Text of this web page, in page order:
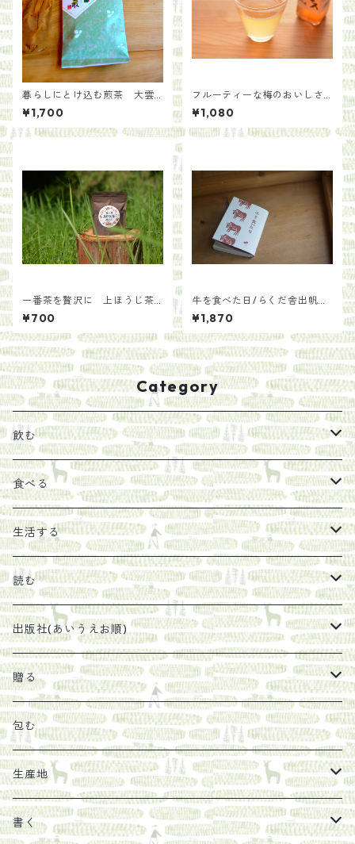
暮らしにとけ込む煎茶 大雲
取
¥1,700
フルーティーな梅のおいしさ
を凝縮 梅エキス 300ml【耕
人舎】
¥1,080
一番茶を贅沢に 上ほうじ茶
【手土産用パッケージ40g】
¥700
牛を食べた日/らくだ舎出帆
室・千葉貴子
¥1,870
Category
飲む
お茶
エキス
珈琲豆
太山寺珈琲焙煎室
食べる
ジャム
うめぼし
塩
オリーブオイル
その他
マスコバド糖
しょうがパウダー
生活する
エコラップ
石けん
ヘチマたわし
陶器
馬目隆宏
絵
タンブラー
読む
刊行から時間が経ったけれど、長く売り続けたい一冊
贈り物に勧めたい絵本
紀伊半島ブックマルシェ関連本
らくだ舎出帆室の参考本など
新刊では販売しづらくなった本を巡らせて
出版社(あいうえお順)
らくだ舎出帆室
リトルプレス
mario books
タイドラー
海外出版社
古本
贈る
包装
ギフトセット
カレンダー
包む
生産地
色川
書く